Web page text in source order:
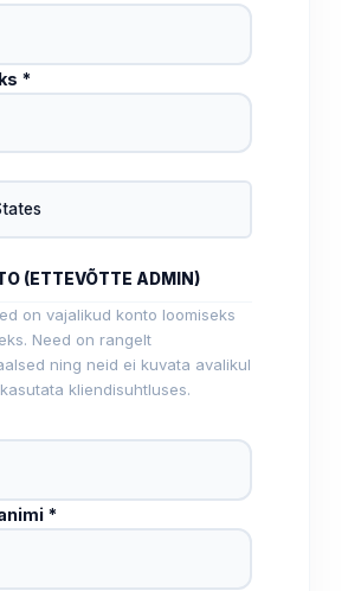
*
(ETTEVÕTTE ADMIN)
on vajalikud konto loomiseks
Need on rangelt
ning neid ei kuvata avalikul
kliendisuhtluses.
*